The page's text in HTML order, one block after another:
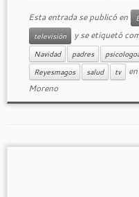
Esta entrada se publicó en
televisión
y se etiquetó
Navidad
padres
Reyesmagos
salud tv en
Moreno